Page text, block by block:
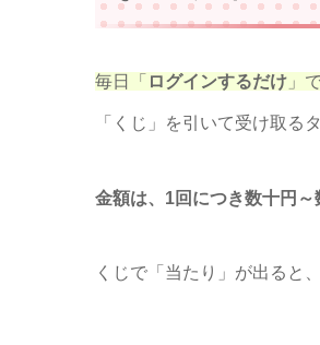
毎日「 ログインするだけ 」
「くじ」を引いて受け取る
金額は、1回につき数十円～
くじで「当たり」が出ると